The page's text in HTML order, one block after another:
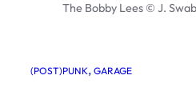
The Bobby Lees © J. Swab
(POST)PUNK, GARAGE